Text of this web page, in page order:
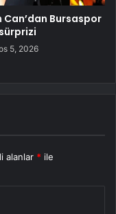
Can’dan Bursaspor
5, 2026
alanlar * ile